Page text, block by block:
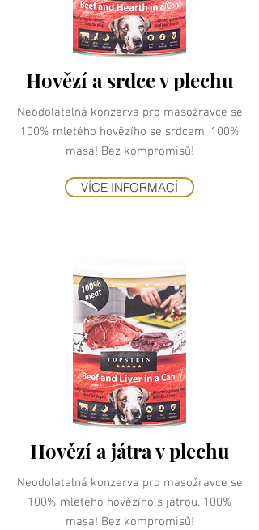
Hovězí a srdce v plechu
Neodolatelná konzerva pro masožravce se
100% mletého hovězího se srdcem. 100%
masa! Bez kompromisů!
VÍCE INFORMACÍ
Hovězí a játra v plechu
Neodolatelná konzerva pro masožravce se
100% mletého hovězího s játrou. 100%
masa! Bez kompromisů!